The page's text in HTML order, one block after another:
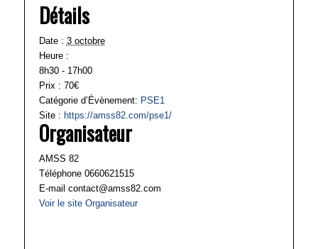
Détails
Date : 3 octobre
Heure :
8h30 - 17h00
Prix : 70€
Catégorie d’Évènement: PSE1
Site : https://amss82.com/pse1/
Organisateur
AMSS 82
Téléphone 0660621515
E-mail contact@amss82.com
Voir le site Organisateur